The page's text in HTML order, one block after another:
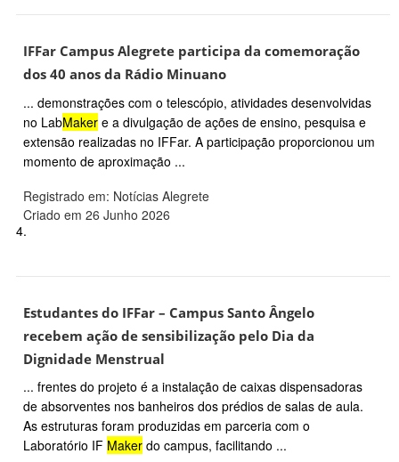
IFFar Campus Alegrete participa da comemoração
dos 40 anos da Rádio Minuano
... demonstrações com o telescópio, atividades desenvolvidas
no LabMaker e a divulgação de ações de ensino, pesquisa e
extensão realizadas no IFFar. A participação proporcionou um
momento de aproximação ...
Registrado em: Notícias Alegrete
Criado em 26 Junho 2026
4.
Estudantes do IFFar – Campus Santo Ângelo
recebem ação de sensibilização pelo Dia da
Dignidade Menstrual
... frentes do projeto é a instalação de caixas dispensadoras
de absorventes nos banheiros dos prédios de salas de aula.
As estruturas foram produzidas em parceria com o
Laboratório IF Maker do campus, facilitando ...